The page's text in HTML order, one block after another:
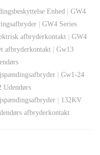
Enhed
GW4
GW4 Series
afbryderkontakt
GW4
afbryderkontakt
Gw13
Gw1-24
Udendørs
132KV
afbryderkontakt